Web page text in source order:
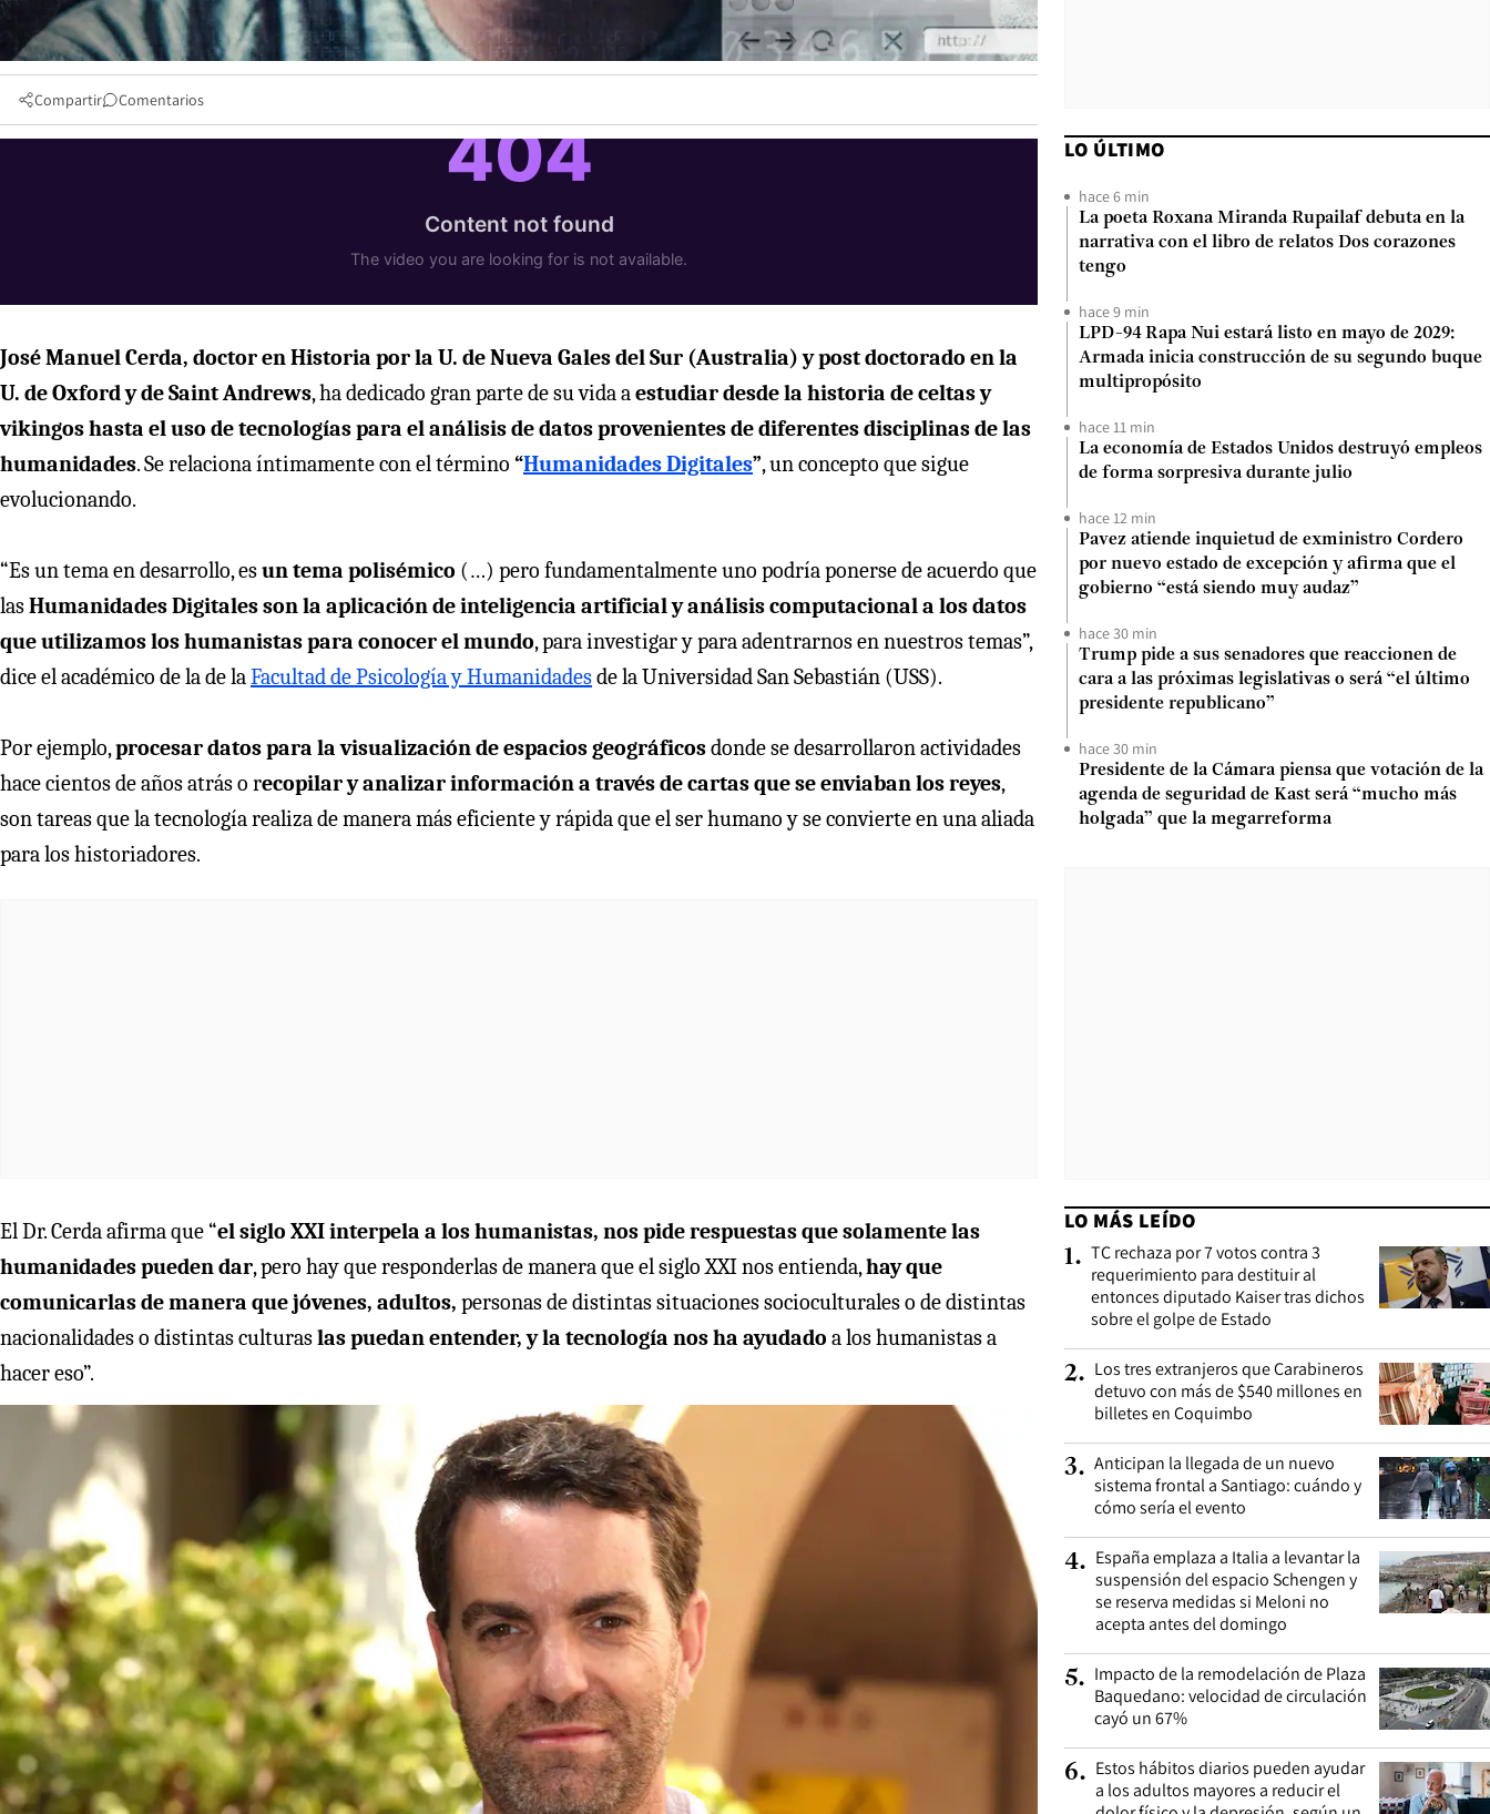
Compartir Comentarios
José Manuel Cerda, doctor en Historia por la U. de Nueva Gales del Sur (Australia) y post doctorado en la
U. de Oxford y de Saint Andrews, ha dedicado gran parte de su vida aestudiar desde la historia de celtas y
vikingos hasta el uso de tecnologías para el análisis de datos provenientes de diferentes disciplinas de las
humanidades. Se relaciona íntimamente con el término “Humanidades Digitales”, un concepto que sigue
evolucionando.
“Es un tema en desarrollo, esun tema polisémico (…) pero fundamentalmente uno podría ponerse de acuerdo que
lasHumanidades Digitales son la aplicación de inteligencia artificial y análisis computacional a los datos
que utilizamos los humanistas para conocer el mundo, para investigar y para adentrarnos en nuestros temas”,
dice el académico de la de laFacultad de Psicología y Humanidadesde la Universidad San Sebastián (USS).
Por ejemplo,procesar datos para la visualización de espacios geográficosdonde se desarrollaron actividades
hace cientos de años atrás o recopilar y analizar información a través de cartas que se enviaban los reyes,
son tareas que la tecnología realiza de manera más eficiente y rápida que el ser humano y se convierte en una aliada
para los historiadores.
El Dr. Cerda afirma que “el siglo XXI interpela a los humanistas, nos pide respuestas que solamente las
humanidades pueden dar, pero hay que responderlas de manera que el siglo XXI nos entienda,hay que
comunicarlas de manera que jóvenes, adultos, personas de distintas situaciones socioculturales o de distintas
nacionalidades o distintas culturaslas puedan entender, y la tecnología nos ha ayudado a los humanistas a
hacer eso”.
LO ÚLTIMO
hace 6 min
La poeta Roxana Miranda Rupailaf debuta en la
narrativa con el libro de relatos Dos corazones
tengo
hace 9 min
LPD-94 Rapa Nui estará listo en mayo de 2029:
Armada inicia construcción de su segundo buque
multipropósito
hace 11 min
La economía de Estados Unidos destruyó empleos
de forma sorpresiva durante julio
hace 12 min
Pavez atiende inquietud de exministro Cordero
por nuevo estado de excepción y afirma que el
gobierno “está siendo muy audaz”
hace 30 min
Trump pide a sus senadores que reaccionen de
cara a las próximas legislativas o será “el último
presidente republicano”
hace 30 min
Presidente de la Cámara piensa que votación de la
agenda de seguridad de Kast será “mucho más
holgada” que la megarreforma
LO MÁS LEÍDO
1. TC rechaza por 7 votos contra 3
requerimiento para destituir al
entonces diputado Kaiser tras dichos
sobre el golpe de Estado
2. Los tres extranjeros que Carabineros
detuvo con más de $540 millones en
billetes en Coquimbo
3. Anticipan la llegada de un nuevo
sistema frontal a Santiago: cuándo y
cómo sería el evento
4. España emplaza a Italia a levantar la
suspensión del espacio Schengen y
se reserva medidas si Meloni no
acepta antes del domingo
5. Impacto de la remodelación de Plaza
Baquedano: velocidad de circulación
cayó un 67%
6. Estos hábitos diarios pueden ayudar
a los adultos mayores a reducir el